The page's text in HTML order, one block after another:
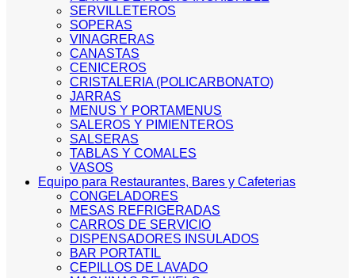
SERVILLETEROS
SOPERAS
VINAGRERAS
CANASTAS
CENICEROS
CRISTALERIA (POLICARBONATO)
JARRAS
MENUS Y PORTAMENUS
SALEROS Y PIMIENTEROS
SALSERAS
TABLAS Y COMALES
VASOS
Equipo para Restaurantes, Bares y Cafeterias
CONGELADORES
MESAS REFRIGERADAS
CARROS DE SERVICIO
DISPENSADORES INSULADOS
BAR PORTATIL
CEPILLOS DE LAVADO